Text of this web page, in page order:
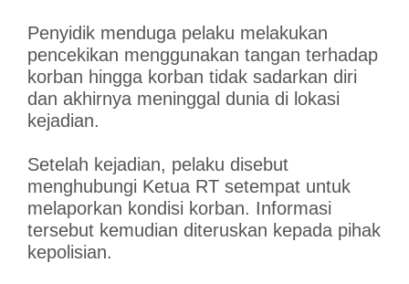
Penyidik menduga pelaku melakukan
pencekikan menggunakan tangan terhadap
korban hingga korban tidak sadarkan diri
dan akhirnya meninggal dunia di lokasi
kejadian.
Setelah kejadian, pelaku disebut
menghubungi Ketua RT setempat untuk
melaporkan kondisi korban. Informasi
tersebut kemudian diteruskan kepada pihak
kepolisian.